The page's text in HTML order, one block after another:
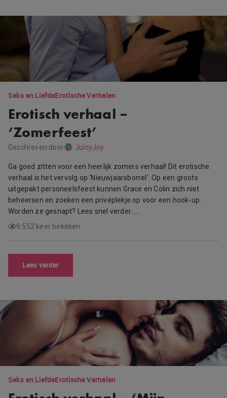
Seks en LiefdeErotische Verhalen
Erotisch verhaal –
‘Zomerfeest’
Geschreven door JuicyJoy
Ga goed zitten voor een heerlijk zomers verhaal! Dit erotische
verhaal is het vervolg op ‘Nieuwjaarsborrel’. Op een groots
uitgepakt personeelsfeest kunnen Grace en Colin zich niet
beheersen en zoeken een privéplekje op voor een hook-up.
Worden ze gesnapt? Lees snel verder……
9.552 keer bekeken
Lees verder
Seks en LiefdeErotische Verhalen